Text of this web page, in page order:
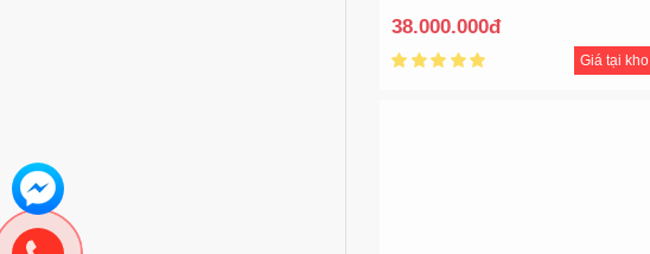
38.000.000đ
Giá tại kho